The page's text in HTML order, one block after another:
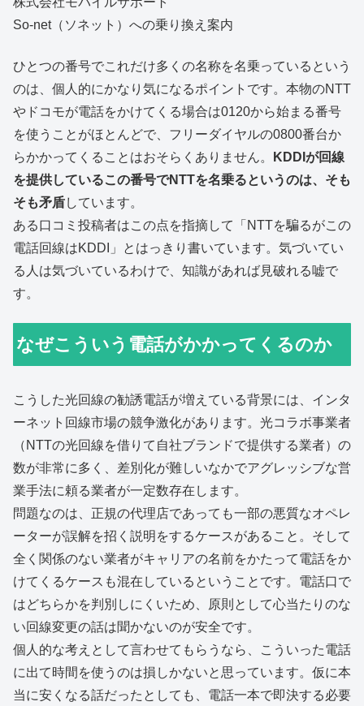
So-net（ソネット）への乗り換え案内
ひとつの番号でこれだけ多くの名称を名乗っているという
のは、個人的にかなり気になるポイントです。本物のNTT
やドコモが電話をかけてくる場合は0120から始まる番号
を使うことがほとんどで、フリーダイヤルの0800番台か
らかかってくることはおそらくありません。
KDDIが回線
を提供しているこの番号でNTTを名乗るというのは、そも
そも矛盾しています。
ある口コミ投稿者はこの点を指摘して「NTTを騙るがこの
電話回線はKDDI」とはっきり書いています。気づいてい
る人は気づいているわけで、知識があれば見破れる嘘で
す。
なぜこういう電話がかかってくるのか
こうした光回線の勧誘電話が増えている背景には、インタ
ーネット回線市場の競争激化があります。光コラボ事業者
（NTTの光回線を借りて自社ブランドで提供する業者）の
数が非常に多く、差別化が難しいなかでアグレッシブな営
業手法に頼る業者が一定数存在します。
問題なのは、正規の代理店であっても一部の悪質なオペレ
ーターが誤解を招く説明をするケースがあること。そして
全く関係のない業者がキャリアの名前をかたって電話をか
けてくるケースも混在しているということです。電話口で
はどちらかを判別しにくいため、原則として心当たりのな
い回線変更の話は聞かないのが安全です。
個人的な考えとして言わせてもらうなら、こういった電話
に出て時間を使うのは損しかないと思っています。仮に本
当に安くなる話だったとしても、電話一本で即決する必要